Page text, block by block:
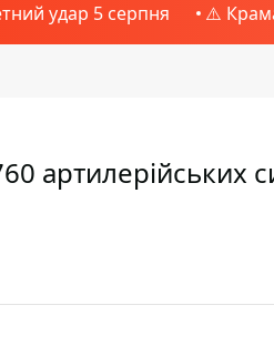
удар 5 серпня ⚠️
артилерійських